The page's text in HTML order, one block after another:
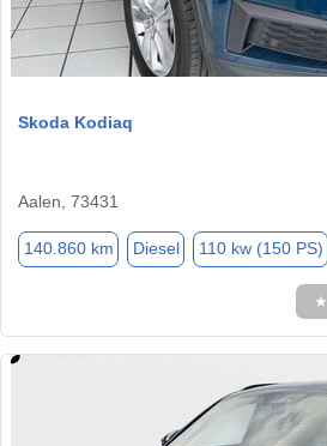
Skoda Kodiaq
Aalen, 73431
140.860 km Diesel 110 kw (150 PS)
★